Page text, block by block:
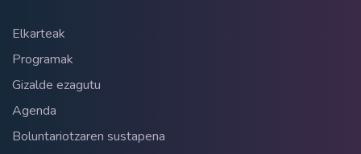
Elkarteak
Programak
Gizalde ezagutu
Agenda
Boluntariotzaren sustapena